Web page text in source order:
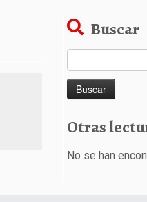
Buscar
Otras
No se han